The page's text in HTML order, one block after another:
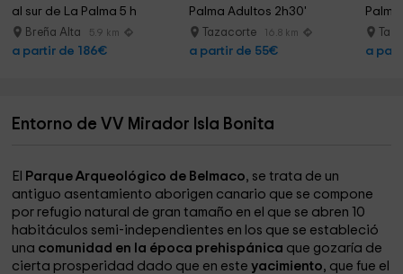
al sur de La Palma 5 h
Breña Alta 5.9 km
a partir de 186€
Palma Adultos 2h30'
Tazacorte 16.8 km
a partir de 55€
Palma
a
Entorno de VV Mirador Isla Bonita
El Parque Arqueológico de Belmaco, se trata de un
antiguo asentamiento aborigen canario que se compone
por refugio natural de gran tamaño en el que se abren 10
habitáculos semi-independientes en los que se estableció
una comunidad en la época prehispánica que gozaría de
cierta prosperidad dado que en esteyacimiento, que fue el